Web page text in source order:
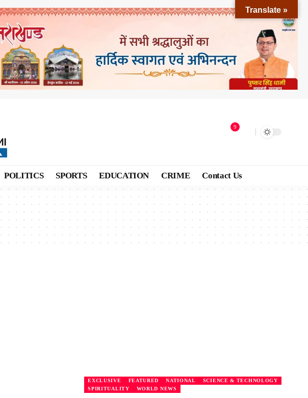
9
POLITICS SPORTS EDUCATION CRIME Contact Us
EXCLUSIVE FEATURED NATIONAL
SCIENCE & TECHNOLOGY
SPIRITUALITY
WORLD NEWS
Translate »